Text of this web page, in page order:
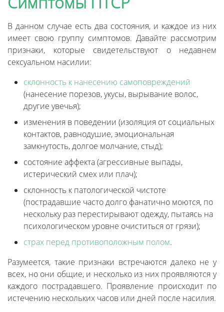
В данном случае есть два состояния, и каждое из них
имеет свою группу симптомов. Давайте рассмотрим
признаки, которые свидетельствуют о недавнем
сексуальном насилии:
склонность к нанесению самоповреждений
(нанесение порезов, укусы, вырывание волос,
другие увечья);
изменения в поведении (изоляция от социальных
контактов, равнодушие, эмоциональная
замкнутость, долгое молчание, стыд);
состояние аффекта (агрессивные выпады,
истерический смех или плач);
склонность к патологической чистоте
(пострадавшие часто долго фанатично моются, по
нескольку раз перестирывают одежду, пытаясь на
психологическом уровне очиститься от грязи);
страх перед противоположным полом.
Разумеется, такие признаки встречаются далеко не у
всех, но они общие, и несколько из них проявляются у
каждого пострадавшего. Проявление происходит по
истечению нескольких часов или дней после насилия.